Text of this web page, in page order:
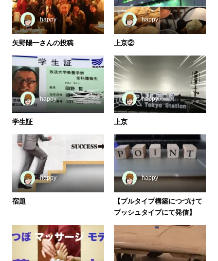
happy
矢野陽一さんの投稿
happy
上京②
happy
学生証
happy
上京
happy
宿題
happy
【プルタイプ構築につづけて
プッシュタイプにて発信】